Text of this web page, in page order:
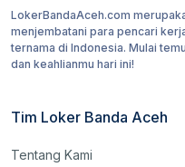
LokerBandaAceh.com
menjembatani para pencari
ternama di Indonesia. Mulai
dan keahlianmu hari ini!
Tim Loker Banda Aceh
Tentang Kami